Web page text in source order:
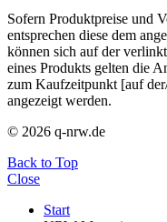
Sofern Produktpreise und
entsprechen diese dem
können sich auf der
eines Produkts gelten die
zum Kaufzeitpunkt [auf
angezeigt werden.
© 2026 q-nrw.de
Back to Top
Close
Start